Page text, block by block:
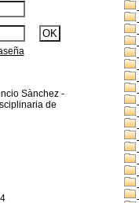
Sànchez -
de